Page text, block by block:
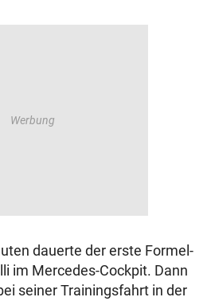
dauerte der erste Formel-
im Mercedes-Cockpit. Dann
seiner Trainingsfahrt in der